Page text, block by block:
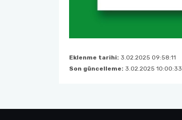
Eklenme tarihi: 3.02.2025 09:58:11
Son güncelleme: 3.02.2025 10:00:33